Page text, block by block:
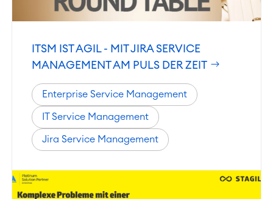
ITSM IST AGIL - MIT JIRA SERVICE
MANAGEMENT AM PULS DER ZEIT
Enterprise Service Management
IT Service Management
Jira Service Management